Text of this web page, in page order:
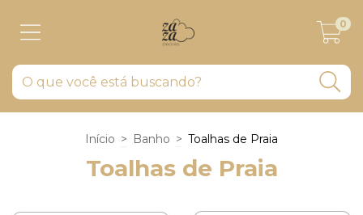
0
Início > Banho > Toalhas de Praia
Toalhas de Praia